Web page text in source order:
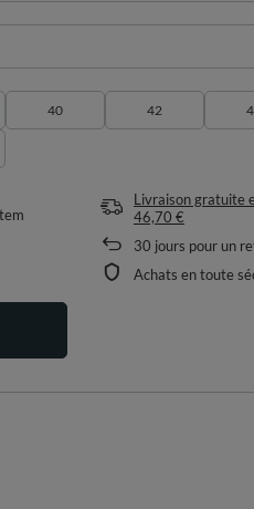
40 42
Livraison gratuite
46,70 €
30 jours pour un
Achats en toute